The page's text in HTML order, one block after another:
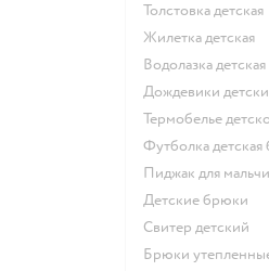
Толстовка детская
Жилетка детская
Водолазка детская
Дождевики
Термобелье
Футболка детская
Пиджак для
Детские брюки
Свитер детский
Брюки